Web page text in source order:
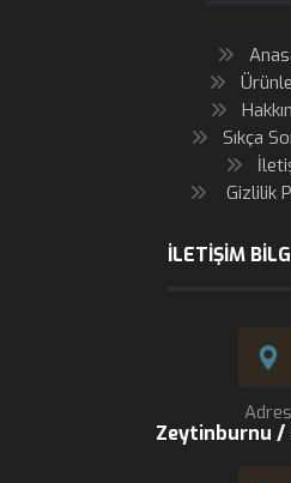
Sıkça
Gizlilik
İLETIŞIM
Adres
Zeytinburnu /